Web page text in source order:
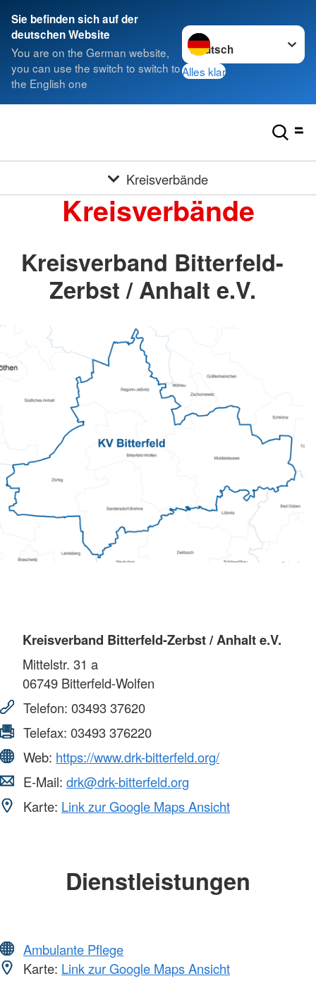
Sie befinden sich auf der
deutschen Website
You are on the German website,
you can use the switch to switch to
the English one
Sprache wechseln zu
Alles klar
Kreisverbände
Kreisverbände
Kreisverband Bitterfeld-
Zerbst / Anhalt e.V.
Kreisverband Bitterfeld-Zerbst / Anhalt e.V.
Mittelstr. 31 a
06749 Bitterfeld-Wolfen
Telefon: 03493 37620
Telefax: 03493 376220
Web: https://www.drk-bitterfeld.org/
E-Mail: drk@drk-bitterfeld.org
Karte: Link zur Google Maps Ansicht
Dienstleistungen
Ambulante Pflege
Karte: Link zur Google Maps Ansicht